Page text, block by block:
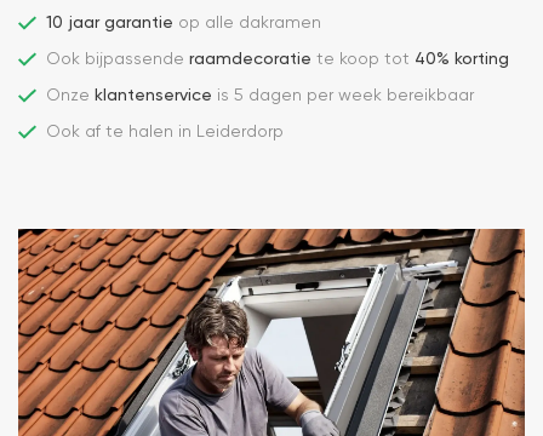
10 jaar garantie op alle dakramen
Ook bijpassende raamdecoratie te koop tot 40% korting
Onze klantenservice is 5 dagen per week bereikbaar
Ook af te halen in Leiderdorp